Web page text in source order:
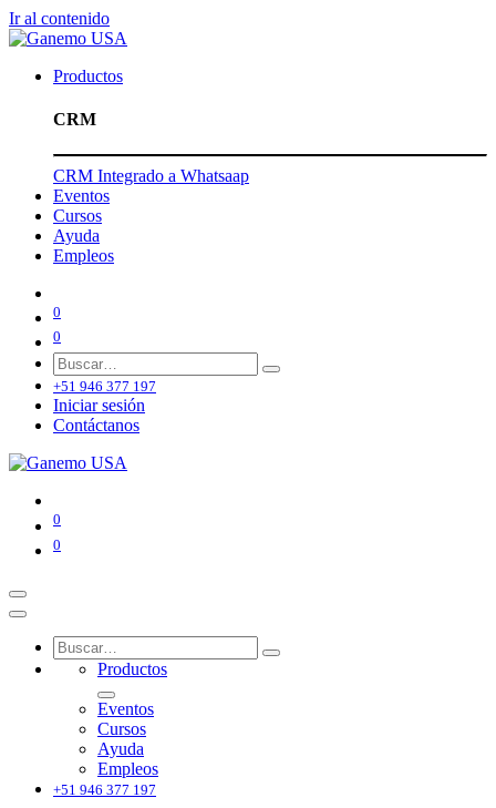
Ir al contenido
Productos
CRM
CRM Integrado a Whatsaap
Eventos
Cursos
Ayuda
Empleos
0
0
+51 946 377 197
Iniciar sesión
Contáctanos
0
0
Productos
Eventos
Cursos
Ayuda
Empleos
+51 946 377 197